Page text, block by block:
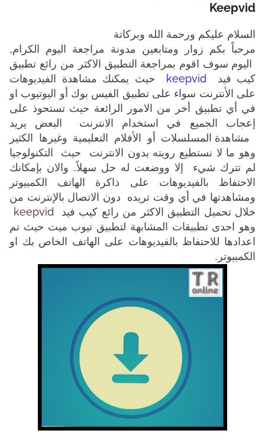
Keepvid
السلام عليكم ورحمة الله وبركاتة
مرحباً بكم زوار ومتابعين مدونة مراجعة اليوم الكرام,
اليوم سوف اقوم بمراجعة التطبيق الاكثر من رائع تطبيق
كيب فيد
keepvid
حيث يمكنك مشاهدة الفيديوهات
على الأنترنت سواء على تطبيق الفيس بوك أو
اليوتيوب او
في أي تطبيق أخر من الامور الرائعة حيث تستحوذ على
إعجاب الجميع في استخدام الانترنت
البعض يريد
مشاهدة المسلسلات أو الأفلام التعليمية وغيرها الكثير
وهو ما لا نستطيع رويته بدون الانترنت
حيث
التكنولوجيا
لم تترك شيء
إلا ووضعت له حل سهلاً. والان بإمكانك
الاحتفاظ بالفيديوهات على ذاكرة الهاتف الكمبيوتر
ومشاهدتها في أي وقت تريده دون الاتصال بالإنترنت من
خلال تحميل التطبيق الاكثر من رائع كيب فيدkeepvid
وهو احدى تطبيقات المشابهة لتطبيق تيوب ميت حيث تم
اعدادها للاحتفاظ بالفيديوهات على الهاتف الخاص بك او
الكمبيوتر.